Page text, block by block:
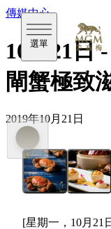
選單
傳媒中心
10月21日
閘蟹極致
2019年10月21日
[星期一，10月21